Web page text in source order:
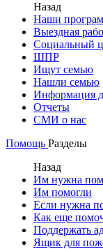
Назад
Наши
Выездная
Социальный
ШПР
Ищут семью
Нашли семью
Информация
Отчеты
СМИ о нас
Помощь Разделы
Назад
Им нужна
Им помогли
Если нужна
Как еще
Поддержать
Ящик для